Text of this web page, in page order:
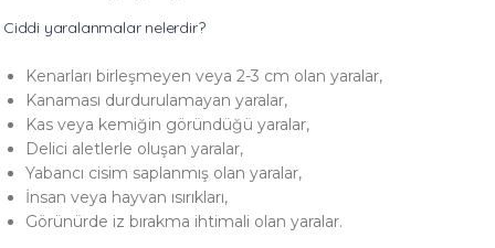
Ciddi yaralanmalar nelerdir?
Kenarları birleşmeyen veya 2-3 cm olan yaralar,
Kanaması durdurulamayan yaralar,
Kas veya kemiğin göründüğü yaralar,
Delici aletlerle oluşan yaralar,
Yabancı cisim saplanmış olan yaralar,
İnsan veya hayvan ısırıkları,
Görünürde iz bırakma ihtimali olan yaralar.